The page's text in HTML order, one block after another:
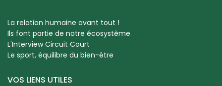
La relation humaine avant tout !
Ils font partie de notre écosystème
L'Interview Circuit Court
Le sport, équilibre du bien-être
VOS LIENS UTILES